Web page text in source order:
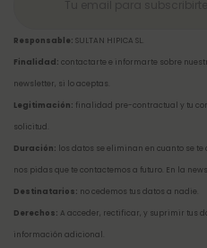
Responsable: SULTAN HIPICA SL.
Finalidad: contactarte e informarte sobre
newsletter, si lo aceptas.
Legitimación: finalidad pre-contractual y tu
solicitud.
Duración: los datos se eliminan en cuanto se
nos pidas que te contactemos a futuro. En la
Destinatarios: no cedemos tus datos a nadie.
Derechos: A acceder, rectificar, y suprimir tus
información adicional